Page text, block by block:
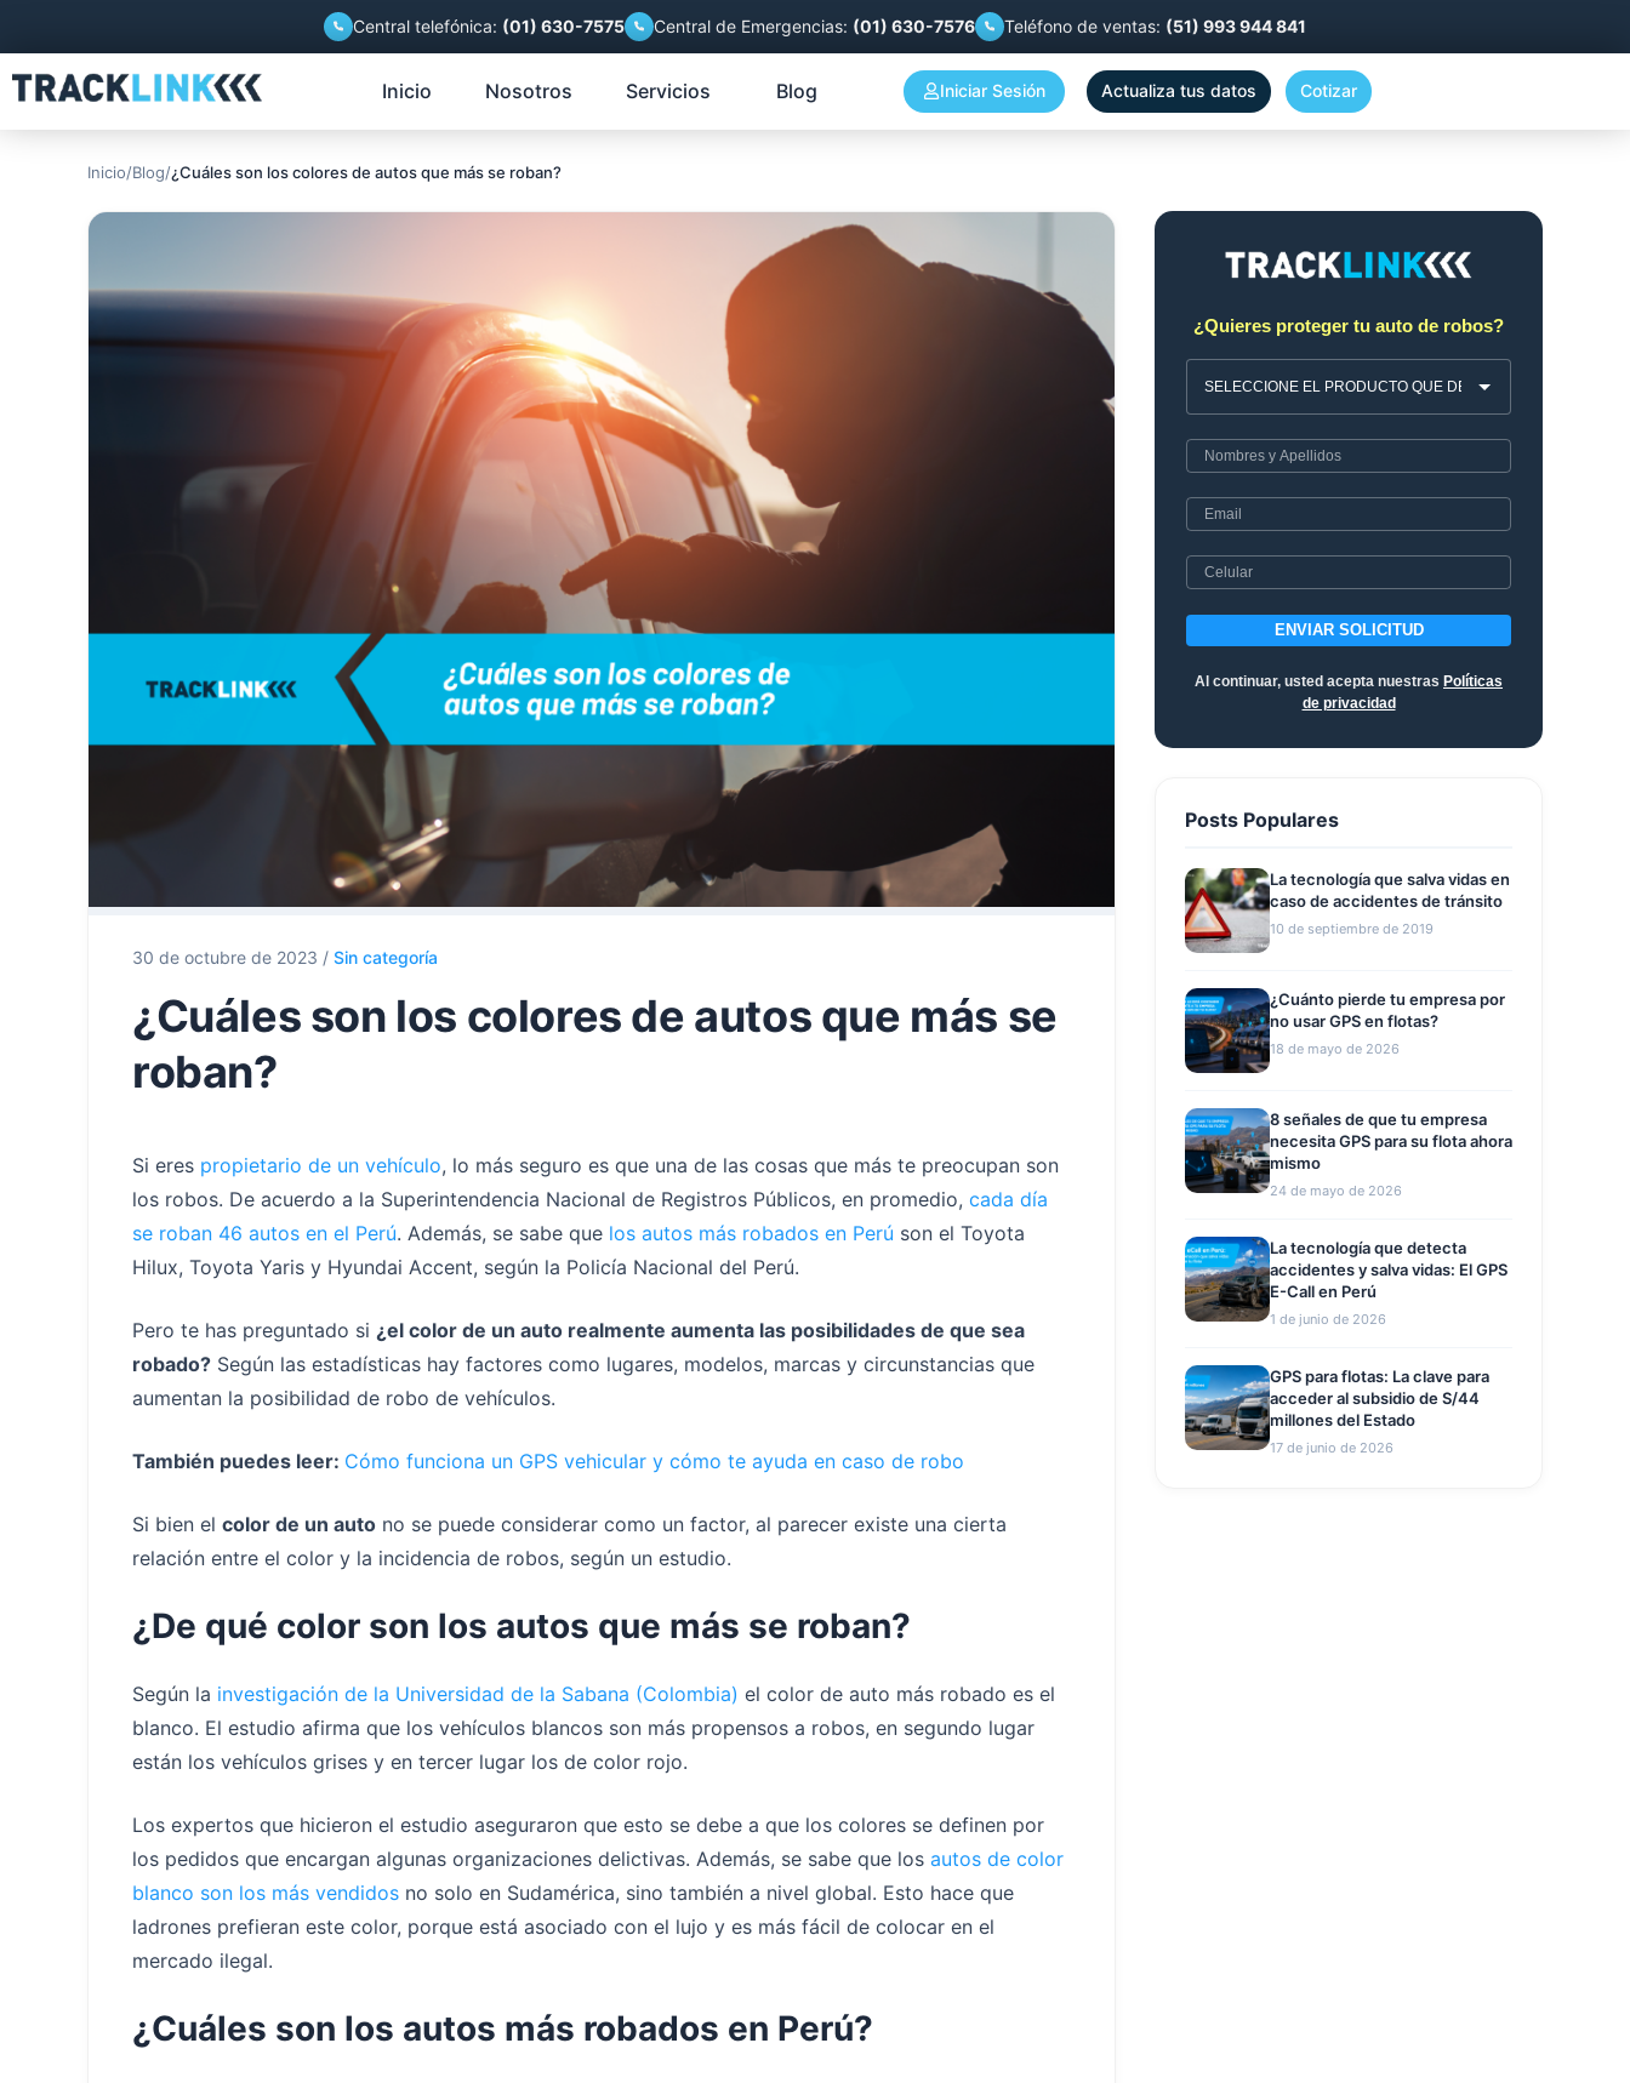
Central telefónica: (01) 630-7575 Central de Emergencias: (01) 630-7576 Teléfono de ventas: (51) 993 944 841
Inicio Nosotros Servicios Blog Iniciar Sesión Actualiza tus datos Cotizar
Inicio/Blog/¿Cuáles son los colores de autos que más se roban?
30 de octubre de 2023 / Sin categoría
¿Cuáles son los colores de autos que más se
roban?
Si eres propietario de un vehículo, lo más seguro es que una de las cosas que más te preocupan son
los robos. De acuerdo a la Superintendencia Nacional de Registros Públicos, en promedio, cada día
se roban 46 autos en el Perú. Además, se sabe que los autos más robados en Perú son el Toyota
Hilux, Toyota Yaris y Hyundai Accent, según la Policía Nacional del Perú.
Pero te has preguntado si ¿el color de un auto realmente aumenta las posibilidades de que sea
robado? Según las estadísticas hay factores como lugares, modelos, marcas y circunstancias que
aumentan la posibilidad de robo de vehículos.
También puedes leer: Cómo funciona un GPS vehicular y cómo te ayuda en caso de robo
Si bien el color de un auto no se puede considerar como un factor, al parecer existe una cierta
relación entre el color y la incidencia de robos, según un estudio.
¿De qué color son los autos que más se roban?
Según la investigación de la Universidad de la Sabana (Colombia) el color de auto más robado es el
blanco. El estudio afirma que los vehículos blancos son más propensos a robos, en segundo lugar
están los vehículos grises y en tercer lugar los de color rojo.
Los expertos que hicieron el estudio aseguraron que esto se debe a que los colores se definen por
los pedidos que encargan algunas organizaciones delictivas. Además, se sabe que los autos de color
blanco son los más vendidos no solo en Sudamérica, sino también a nivel global. Esto hace que
ladrones prefieran este color, porque está asociado con el lujo y es más fácil de colocar en el
mercado ilegal.
¿Cuáles son los autos más robados en Perú?
¿Quieres proteger tu auto de robos?
ENVIAR SOLICITUD
Al continuar, usted acepta nuestras Políticas
de privacidad
Posts Populares
La tecnología que salva vidas en
caso de accidentes de tránsito
10 de septiembre de 2019
¿Cuánto pierde tu empresa por
no usar GPS en flotas?
18 de mayo de 2026
8 señales de que tu empresa
necesita GPS para su flota ahora
mismo
24 de mayo de 2026
La tecnología que detecta
accidentes y salva vidas: El GPS
E-Call en Perú
1 de junio de 2026
GPS para flotas: La clave para
acceder al subsidio de S/44
millones del Estado
17 de junio de 2026